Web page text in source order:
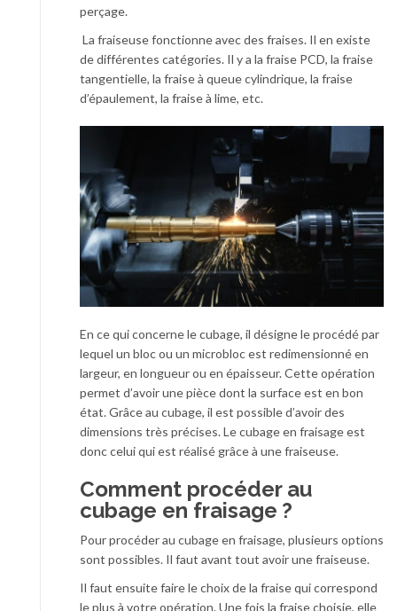
perçage.
La fraiseuse fonctionne avec des fraises. Il en existe
de différentes catégories. Il y a la fraise PCD, la fraise
tangentielle, la fraise à queue cylindrique, la fraise
d’épaulement, la fraise à lime, etc.
En ce qui concerne le cubage, il désigne le procédé par
lequel un bloc ou un microbloc est redimensionné en
largeur, en longueur ou en épaisseur. Cette opération
permet d’avoir une pièce dont la surface est en bon
état. Grâce au cubage, il est possible d’avoir des
dimensions très précises. Le cubage en fraisage est
donc celui qui est réalisé grâce à une fraiseuse.
Comment procéder au
cubage en fraisage ?
Pour procéder au cubage en fraisage, plusieurs options
sont possibles. Il faut avant tout avoir une fraiseuse.
Il faut ensuite faire le choix de la fraise qui correspond
le plus à votre opération. Une fois la fraise choisie, elle